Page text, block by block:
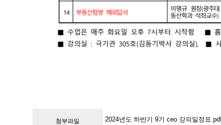
첨부파일 2024년도 하반기 9기 ceo 강의일정표